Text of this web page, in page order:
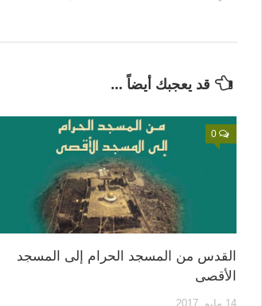
قد يعجبك أيضاً ...
0
القدس من المسجد الحرام إلى المسجد
الأقصى
14 مايو, 2017